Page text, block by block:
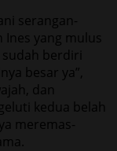
serangan-
Ines yang mulus
berdiri
besar ya”,
dan
kedua belah
meremas-